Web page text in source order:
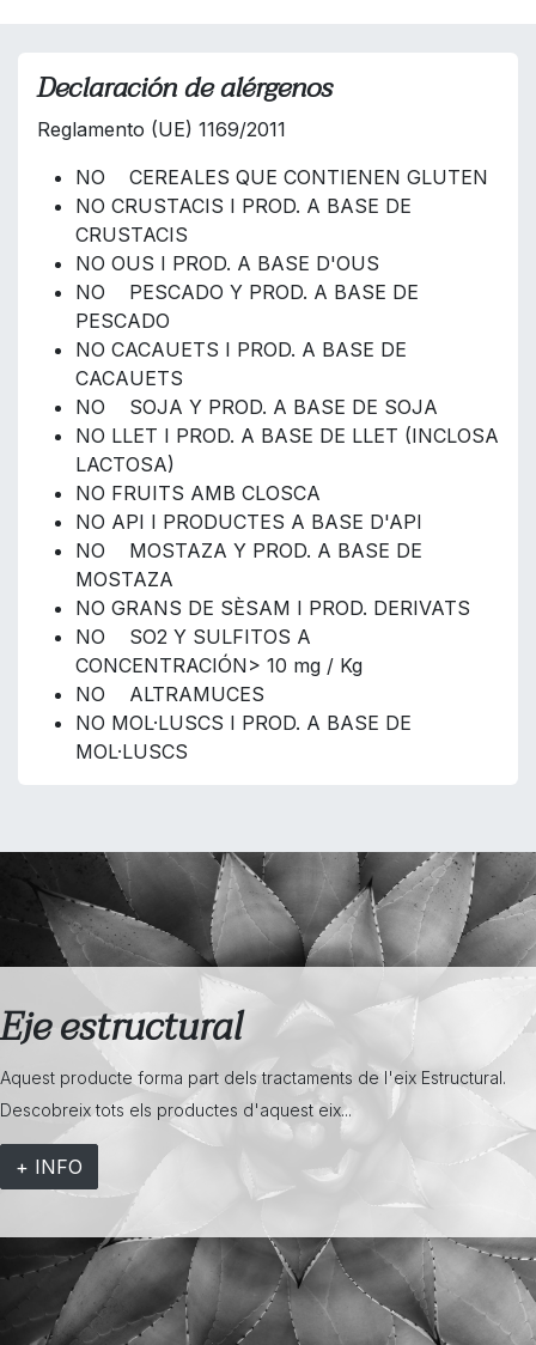
Declaración de alérgenos
Reglamento (UE) 1169/2011
NO CEREALES QUE CONTIENEN GLUTEN
NO CRUSTACIS I PROD. A BASE DE
CRUSTACIS
NO OUS I PROD. A BASE D'OUS
NO PESCADO Y PROD. A BASE DE
PESCADO
NO CACAUETS I PROD. A BASE DE
CACAUETS
NO SOJA Y PROD. A BASE DE SOJA
NO LLET I PROD. A BASE DE LLET (INCLOSA
LACTOSA)
NO FRUITS AMB CLOSCA
NO API I PRODUCTES A BASE D'API
NO MOSTAZA Y PROD. A BASE DE
MOSTAZA
NO GRANS DE SÈSAM I PROD. DERIVATS
NO SO2 Y SULFITOS A
CONCENTRACIÓN> 10 mg / Kg
NO ALTRAMUCES
NO MOL·LUSCS I PROD. A BASE DE
MOL·LUSCS
Eje estructural
Aquest producte forma part dels tractaments de l'eix Estructural.
Descobreix tots els productes d'aquest eix...
+ INFO